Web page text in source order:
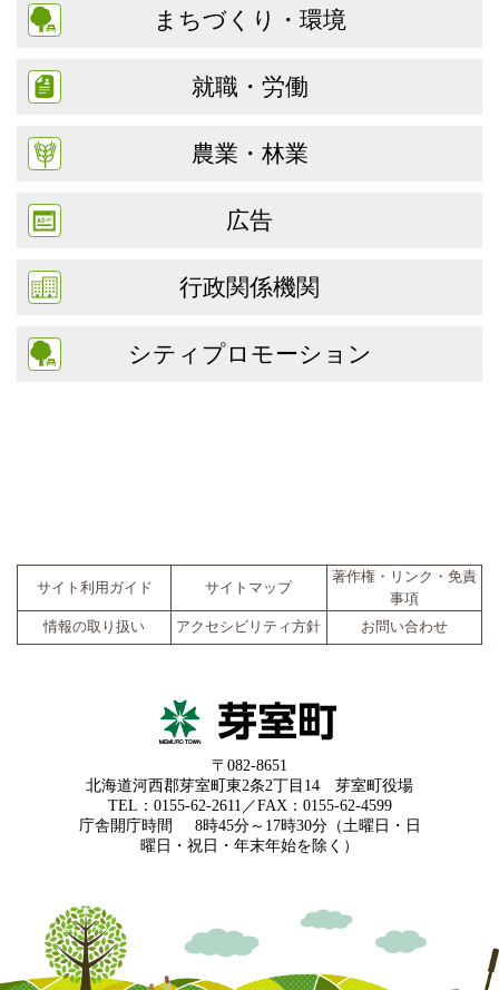
まちづくり・環境
就職・労働
農業・林業
広告
行政関係機関
シティプロモーション
サイト利用ガイド サイトマップ
著作権・リンク・免責
事項
情報の取り扱い
アクセシビリティ方針 お問い合わせ
〒082-8651
北海道河西郡芽室町東2条2丁目14 芽室町役場
TEL：0155-62-2611／FAX：0155-62-4599
庁舎開庁時間
8時45分～17時30分（土曜日・日
曜日・祝日・年末年始を除く）